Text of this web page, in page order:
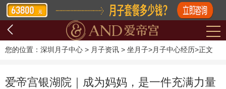
您的位置： 深圳月子中心 > 月子资讯 > 坐月子>月子中心经历>正文
爱帝宫银湖院｜成为妈妈，是一件充满力量